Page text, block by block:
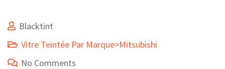
Blacktint
Vitre Teintée Par Marque>Mitsubishi
No Comments